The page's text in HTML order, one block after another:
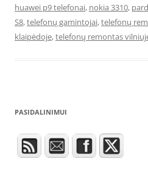
huawei p9 telefonai, nokia 3310,
S8,telefonų gamintojai,telefonų
klaipėdoje,telefonų remontas
PASIDALINIMUI